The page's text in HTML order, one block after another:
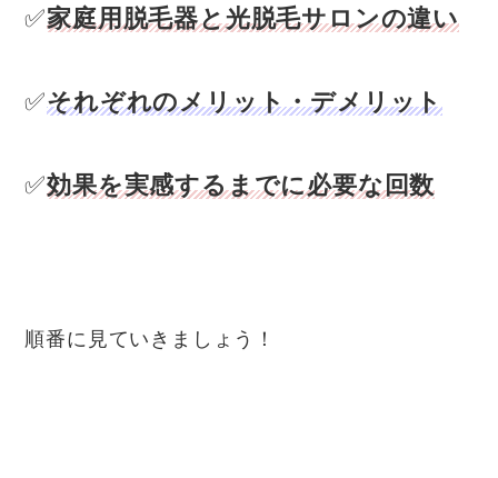
✅家庭用脱毛器と光脱毛サロンの違い
✅それぞれのメリット・デメリット
✅効果を実感するまでに必要な回数
順番に見ていきましょう！